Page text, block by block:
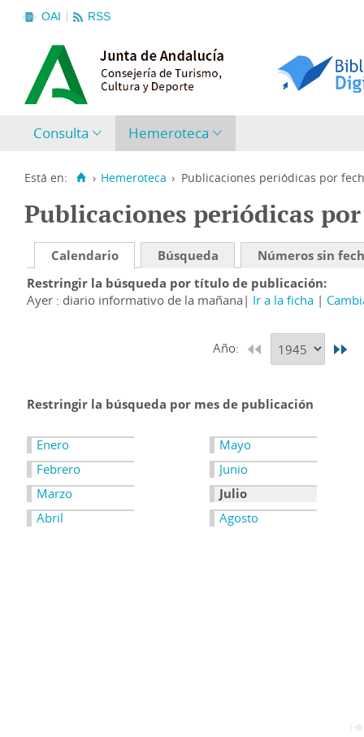
OAI RSS
Consulta Hemeroteca
Está en: › Hemeroteca › Publicaciones periódicas por
Publicaciones periódicas
Calendario Búsqueda
Números sin
Restringir la búsqueda por título de publicación
Ayer : diario informativo de la mañana
Ir a la ficha
Año:
Restringir la búsqueda por mes de publicación
Enero
Febrero
Marzo
Abril
Mayo
Junio
Julio
Agosto